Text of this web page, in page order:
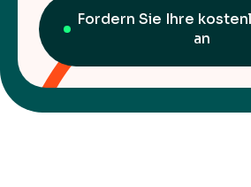
Fordern Sie Ihre
an